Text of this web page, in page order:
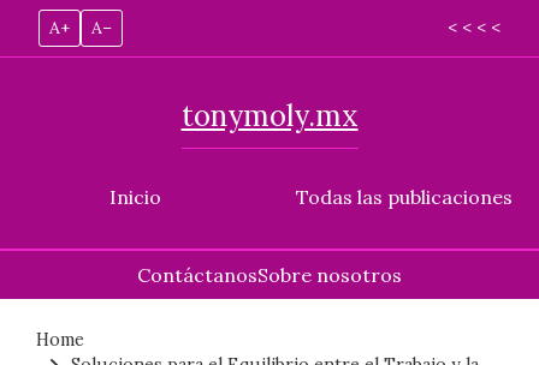
A+ A– < < < <
Inicio
tonymoly.mx
Todas las publicaciones
ContáctanosSobre nosotros
Home